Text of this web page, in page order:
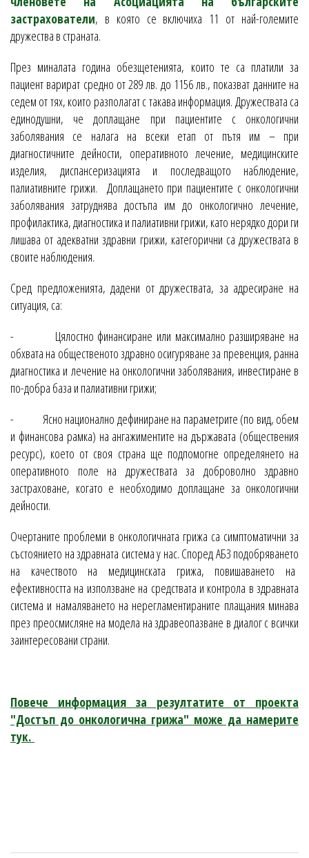
застрахователи, в която се включиха 11 от най-големите
дружества в страната.
През миналата година обезщетенията, които те са платили за
пациент варират средно от 289 лв. до 1156 лв., показват данните на
седем от тях, които разполагат с такава информация. Дружествата са
единодушни, че доплащане при пациентите с онкологични
заболявания се налага на всеки етап от пътя им – при
диагностичните дейности, оперативното лечение, медицинските
изделия, диспансеризацията и последващото наблюдение,
палиативните грижи. Доплащането при пациентите с онкологични
заболявания затруднява достъпа им до онкологично лечение,
профилактика, диагностика и палиативни грижи, като нерядко дори ги
лишава от адекватни здравни грижи, категорични са дружествата в
своите наблюдения.
Сред предложенията, дадени от дружествата, за адресиране на
ситуация, са:
- Цялостно финансиране или максимално разширяване на
обхвата на общественото здравно осигуряване за превенция, ранна
диагностика и лечение на онкологични заболявания, инвестиране в
по-добра база и палиативни грижи;
- Ясно национално дефиниране на параметрите (по вид, обем
и финансова рамка) на ангажиментите на държавата (обществения
ресурс), което от своя страна ще подпомогне определянето на
оперативното поле на дружествата за доброволно здравно
застраховане, когато е необходимо доплащане за онкологични
дейности.
Очертаните проблеми в онкологичната грижа са симптоматични за
състоянието на здравната система у нас. Според АБЗ подобряването
на качеството на медицинската грижа, повишаването на
ефективността на използване на средствата и контрола в здравната
система и намаляването на нерегламентираните плащания минава
през преосмисляне на модела на здравеопазване в диалог с всички
заинтересовани страни.
Повече информация за резултатите от проекта
"Достъп до онкологична грижа" може да намерите
тук.